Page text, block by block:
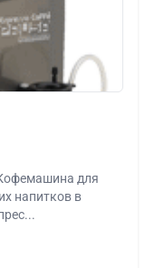
Кофемашина для
напитков в